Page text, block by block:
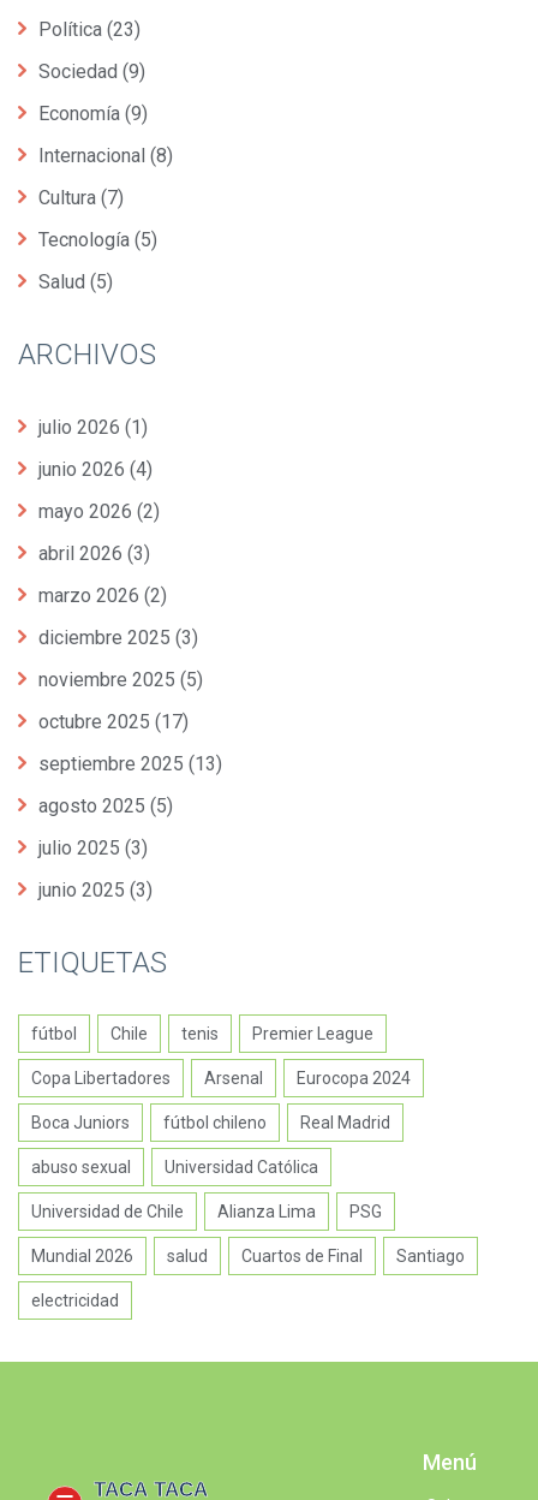
Política (23)
Sociedad (9)
Economía (9)
Internacional (8)
Cultura (7)
Tecnología (5)
Salud (5)
ARCHIVOS
julio 2026 (1)
junio 2026 (4)
mayo 2026 (2)
abril 2026 (3)
marzo 2026 (2)
diciembre 2025 (3)
noviembre 2025 (5)
octubre 2025 (17)
septiembre 2025 (13)
agosto 2025 (5)
julio 2025 (3)
junio 2025 (3)
ETIQUETAS
fútbol Chile tenis Premier League
Copa Libertadores Arsenal Eurocopa 2024
Boca Juniors fútbol chileno Real Madrid
abuso sexual Universidad Católica
Universidad de Chile Alianza Lima PSG
Mundial 2026 salud Cuartos de Final Santiago
electricidad
Menú